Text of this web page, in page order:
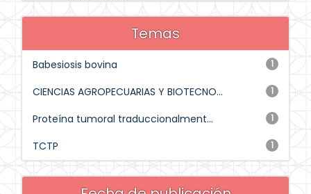
Temas
1
Babesiosis bovina
1
CIENCIAS AGROPECUARIAS Y BIOTECNO...
1
Proteína tumoral traduccionalment...
1
TCTP